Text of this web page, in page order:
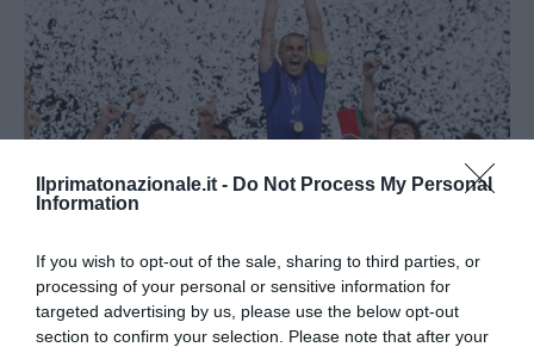
Ilprimatonazionale.it - Do Not Process My Personal
Information
If you wish to opt-out of the sale, sharing to third parties, or
processing of your personal or sensitive information for
targeted advertising by us, please use the below opt-out
section to confirm your selection. Please note that after your
Berlino 2006, una notte da campioni del mondo
18 Luglio 2026